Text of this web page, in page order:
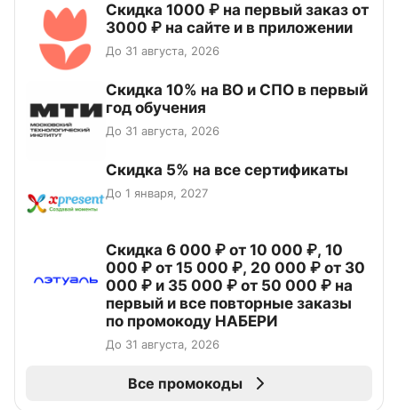
Скидка 1000 ₽ на первый заказ от
3000 ₽ на сайте и в приложении
До 31 августа, 2026
Скидка 10% на ВО и СПО в первый
год обучения
До 31 августа, 2026
Скидка 5% на все сертификаты
До 1 января, 2027
Скидка 6 000 ₽ от 10 000 ₽, 10
000 ₽ от 15 000 ₽, 20 000 ₽ от 30
000 ₽ и 35 000 ₽ от 50 000 ₽ на
первый и все повторные заказы
по промокоду НАБЕРИ
До 31 августа, 2026
Все промокоды